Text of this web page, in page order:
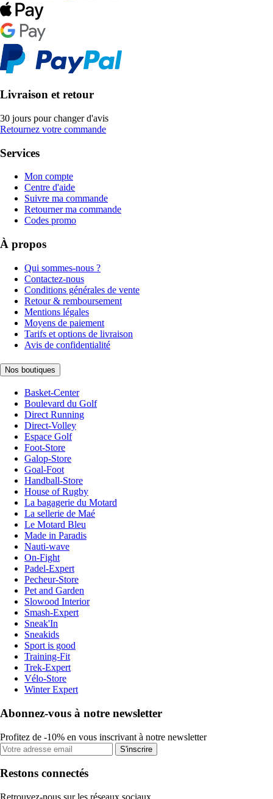
Livraison et retour
30 jours pour changer d'avis
Retournez votre commande
Services
Mon compte
Centre d'aide
Suivre ma commande
Retourner ma commande
Codes promo
À propos
Qui sommes-nous ?
Contactez-nous
Conditions générales de vente
Retour & remboursement
Mentions légales
Moyens de paiement
Tarifs et options de livraison
Avis de confidentialité
Nos boutiques
Basket-Center
Boulevard du Golf
Direct Running
Direct-Volley
Espace Golf
Foot-Store
Galop-Store
Goal-Foot
Handball-Store
House of Rugby
La bagagerie du Motard
La sellerie de Maé
Le Motard Bleu
Made in Paradis
Nauti-wave
On-Fight
Padel-Expert
Pecheur-Store
Pet and Garden
Slowood Interior
Smash-Expert
Sneak'In
Sneakids
Sport is good
Training-Fit
Trek-Expert
Vélo-Store
Winter Expert
Abonnez-vous à notre newsletter
Profitez de -10% en vous inscrivant à notre newsletter
S'inscrire
Restons connectés